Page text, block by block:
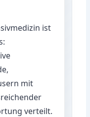
ist
mit
verteilt.